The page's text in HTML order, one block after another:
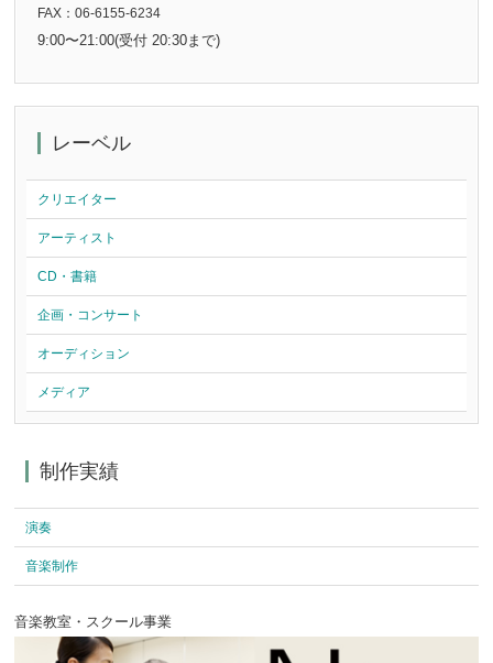
FAX：06-6155-6234
9:00〜21:00(受付 20:30まで)
レーベル
クリエイター
アーティスト
CD・書籍
企画・コンサート
オーディション
メディア
制作実績
演奏
音楽制作
音楽教室・スクール事業